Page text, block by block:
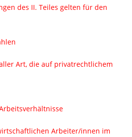
des II. Teiles gelten für den
Art, die auf privatrechtlichem
Arbeiter/innen im